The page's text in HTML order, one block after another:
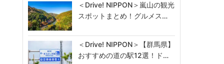
＜Drive! NIPPON＞嵐山の観光
スポットまとめ！グルメス…
＜Drive! NIPPON＞【群馬県】
おすすめの道の駅12選！ド…